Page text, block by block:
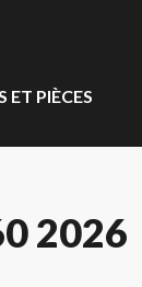
ET PIÈCES
2026